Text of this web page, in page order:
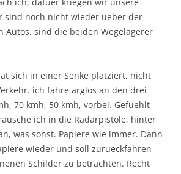
sind noch nicht wieder ueber der
Autos, sind die beiden Wegelagerer
sich in einer Senke platziert, nicht
ich fahre arglos an den drei
70 kmh, 50 kmh, vorbei. Gefuehlt
ich in die Radarpistole, hinter
was sonst. Papiere wie immer. Dann
wieder und soll zurueckfahren
Schilder zu betrachten. Recht